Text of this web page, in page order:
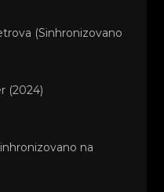
(Sinhronizovano
(2024)
na